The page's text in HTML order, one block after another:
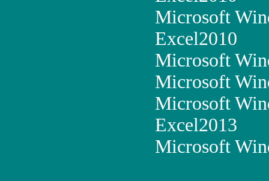
Microsoft
Excel2010
Microsoft
Microsoft
Microsoft
Excel2013
Microsoft